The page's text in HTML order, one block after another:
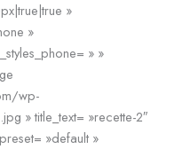
»
»
» »
wp-
» title_text= »recette-2″
»default »